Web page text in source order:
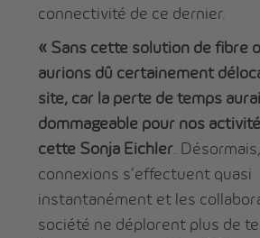
connectivité de ce dernier.
« Sans cette solution de fibre
aurions dû certainement
site, car la perte de temps
dommageable pour nos
cette Sonja Eichler.
connexions s’effectuent quasi
instantanément et les
société ne déplorent plus de